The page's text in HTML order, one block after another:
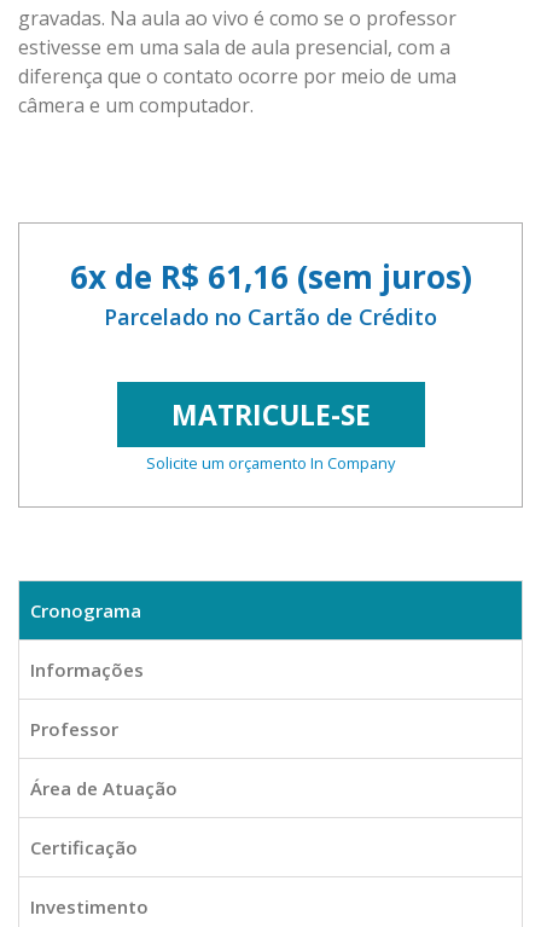
gravadas. Na aula ao vivo é como se o professor
estivesse em uma sala de aula presencial, com a
diferença que o contato ocorre por meio de uma
câmera e um computador.
6x de R$ 61,16 (sem juros)
Parcelado no Cartão de Crédito
MATRICULE-SE
Solicite um orçamento In Company
Cronograma
Informações
Professor
Área de Atuação
Certificação
Investimento